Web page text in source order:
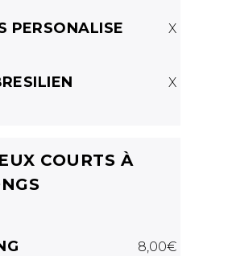
PERSONALISE
X
X
COURTS À
8,00€